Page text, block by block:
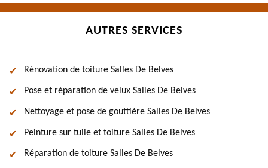
AUTRES SERVICES
Rénovation de toiture Salles De Belves
Pose et réparation de velux Salles De Belves
Nettoyage et pose de gouttière Salles De Belves
Peinture sur tuile et toiture Salles De Belves
Réparation de toiture Salles De Belves